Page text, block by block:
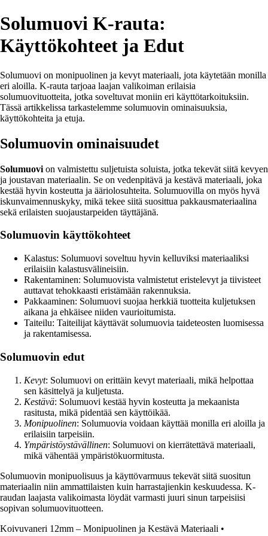
Solumuovi K-rauta:
Käyttökohteet ja Edut
Solumuovi on monipuolinen ja kevyt materiaali, jota käytetään monilla
eri aloilla. K-rauta tarjoaa laajan valikoiman erilaisia
solumuovituotteita, jotka soveltuvat moniin eri käyttötarkoituksiin.
Tässä artikkelissa tarkastelemme solumuovin ominaisuuksia,
käyttökohteita ja etuja.
Solumuovin ominaisuudet
Solumuovi on valmistettu suljetuista soluista, jotka tekevät siitä kevyen
ja joustavan materiaalin. Se on vedenpitävä ja kestävä materiaali, joka
kestää hyvin kosteutta ja ääriolosuhteita. Solumuovilla on myös hyvä
iskunvaimennuskyky, mikä tekee siitä suosittua pakkausmateriaalina
sekä erilaisten suojaustarpeiden täyttäjänä.
Solumuovin käyttökohteet
Kalastus: Solumuovi soveltuu hyvin kelluviksi materiaaliksi
erilaisiin kalastusvälineisiin.
Rakentaminen: Solumuovista valmistetut eristelevyt ja tiivisteet
auttavat tehokkaasti eristämään rakennuksia.
Pakkaaminen: Solumuovi suojaa herkkiä tuotteita kuljetuksen
aikana ja ehkäisee niiden vaurioitumista.
Taiteilu: Taiteilijat käyttävät solumuovia taideteosten luomisessa
ja rakentamisessa.
Solumuovin edut
Kevyt: Solumuovi on erittäin kevyt materiaali, mikä helpottaa
sen käsittelyä ja kuljetusta.
Kestävä: Solumuovi kestää hyvin kosteutta ja mekaanista
rasitusta, mikä pidentää sen käyttöikää.
Monipuolinen: Solumuovia voidaan käyttää monilla eri aloilla ja
erilaisiin tarpeisiin.
Ympäristöystävällinen: Solumuovi on kierrätettävä materiaali,
mikä vähentää ympäristökuormitusta.
Solumuovin monipuolisuus ja käyttövarmuus tekevät siitä suositun
materiaalin niin ammattilaisten kuin harrastajienkin keskuudessa. K-
raudan laajasta valikoimasta löydät varmasti juuri sinun tarpeisiisi
sopivan solumuovituotteen.
Koivuvaneri 12mm – Monipuolinen ja Kestävä Materiaali •